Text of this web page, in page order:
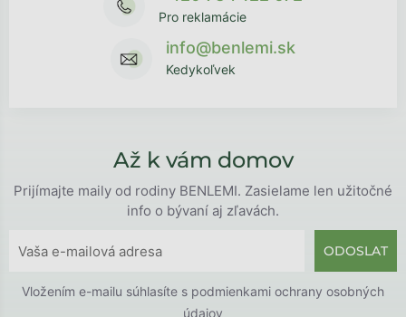
Pro reklamácie
info@benlemi.sk
Kedykoľvek
Až k vám domov
Prijímajte maily od rodiny BENLEMI. Zasielame len užitočné
info o bývaní aj zľavách.
ODOSLAT
Vložením e-mailu súhlasíte s podmienkami ochrany osobných
údajov